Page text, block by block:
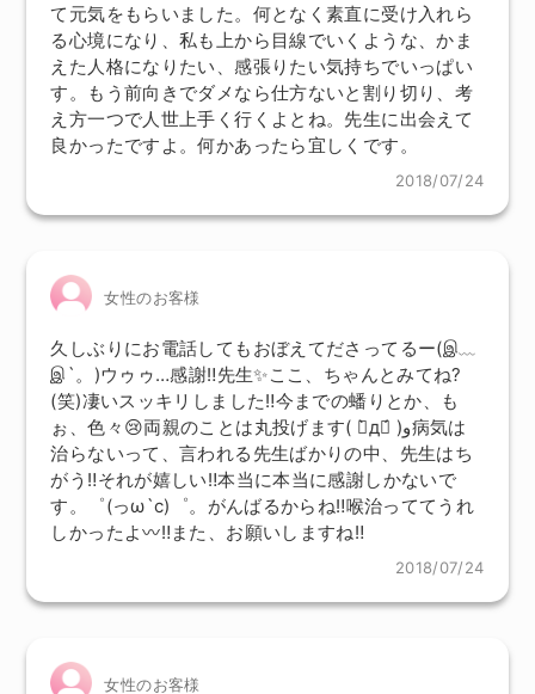
て元気をもらいました。何となく素直に受け入れら
る心境になり、私も上から目線でいくような、かま
えた人格になりたい、感張りたい気持ちでいっぱい
す。もう前向きでダメなら仕方ないと割り切り、考
え方一つで人世上手く行くよとね。先生に出会えて
良かったですよ。何かあったら宜しくです。
2018/07/24
女性のお客様
久しぶりにお電話してもおぼえてださってるー(இ﹏
இ`。)ウゥゥ…感謝‼先生✨ここ、ちゃんとみてね?
(笑)凄いスッキリしました‼今までの蟠りとか、も
ぉ、色々😢両親のことは丸投げます( ー̀дー́ )و病気は
治らないって、言われる先生ばかりの中、先生はち
がう‼それが嬉しい‼本当に本当に感謝しかないで
す。゜(っω`c)゜。がんばるからね‼喉治っててうれ
しかったよ〰‼また、お願いしますね‼
2018/07/24
女性のお客様